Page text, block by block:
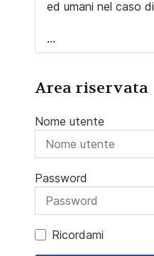
ed umani nel caso di
...
Area riservata
Nome utente
Password
Ricordami